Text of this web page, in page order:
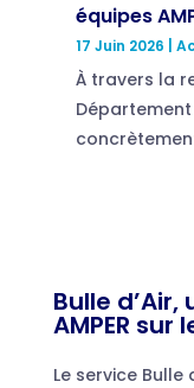
équipes
17 Juin 2026
À travers la
Bulle
AMPER
Le service